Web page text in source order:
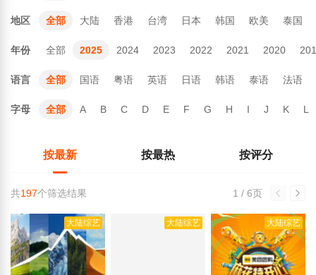
地区 全部 大陆 香港 台湾 日本 韩国 欧美 泰国
年份 全部 2025 2024 2023 2022 2021 2020
语言 全部 国语 粤语 英语 日语 韩语 泰语 法语
字母 全部 A B C D E F G H I J K L
按最新 按最热 按评分
1 / 6页
共197个筛选结果
大陆综艺 大陆综艺 大陆综艺